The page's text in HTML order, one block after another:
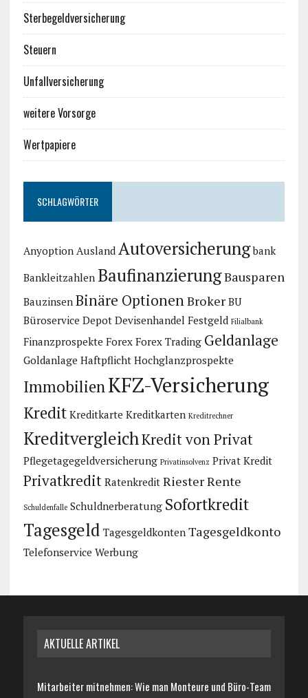
Sterbegeldversicherung
Steuern
Unfallversicherung
weitere Vorsorge
Wertpapiere
SCHLAGWÖRTER
Anyoption Ausland Autoversicherung bank
Bankleitzahlen BaufinanzierungBausparen
Bauzinsen Binäre OptionenBroker BU
Büroservice Depot Devisenhandel Festgeld Filialbank
Finanzprospekte Forex Forex Trading Geldanlage
Goldanlage Haftpflicht Hochglanzprospekte
ImmobilienKFZ-Versicherung
Kredit Kreditkarte Kreditkarten Kreditrechner
KreditvergleichKredit von Privat
Pflegetagegeldversicherung Privatinsolvenz Privat Kredit
Privatkredit Ratenkredit Riester Rente
Schuldenfalle Schuldnerberatung Sofortkredit
Tagesgeld Tagesgeldkonten Tagesgeldkonto
Telefonservice Werbung
AKTUELLE ARTIKEL
Mitarbeiter mitnehmen: Wie man Monteure und Büro-Team